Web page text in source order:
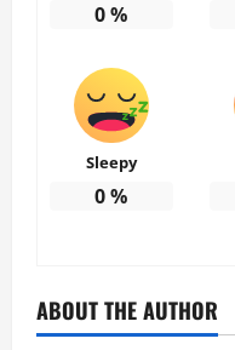
0%
Sleepy
0%
ABOUT THE AUTHOR